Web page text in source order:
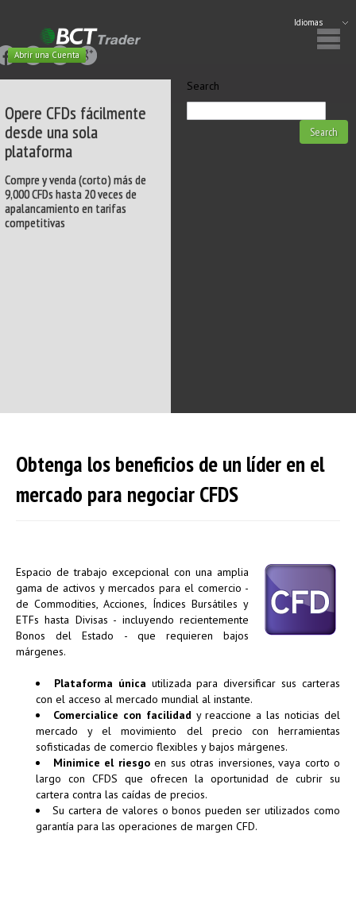
Abrir una Cuenta
Idiomas
Search
Opere CFDs fácilmente
desde una sola
plataforma
Compre y venda (corto) más de
9,000 CFDs hasta 20 veces de
apalancamiento en tarifas
competitivas
Obtenga los beneficios de un líder en el
mercado para negociar CFDS
Espacio de trabajo excepcional con una amplia
gama de activos y mercados para el comercio -
de Commodities, Acciones, Índices Bursátiles y
ETFs hasta Divisas - incluyendo recientemente
Bonos del Estado - que requieren bajos
márgenes.
Plataforma única utilizada para diversificar sus carteras
con el acceso al mercado mundial al instante.
Comercialice con facilidad y reaccione a las noticias del
mercado y el movimiento del precio con herramientas
sofisticadas de comercio flexibles y bajos márgenes.
Minimice el riesgoen sus otras inversiones, vaya corto o
largo con CFDS que ofrecen la oportunidad de cubrir su
cartera contra las caídas de precios.
Su cartera de valores o bonos pueden ser utilizados como
garantía para las operaciones de margen CFD.